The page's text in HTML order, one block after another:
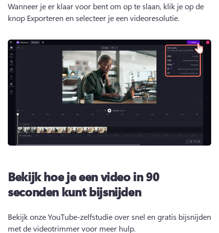
Wanneer je er klaar voor bent om op te slaan, klik je op de
knop Exporteren en selecteer je een videoresolutie.
Bekijk hoe je een video in 90
seconden kunt bijsnijden
Bekijk onze YouTube-zelfstudie over snel en gratis bijsnijden
met de videotrimmer voor meer hulp.